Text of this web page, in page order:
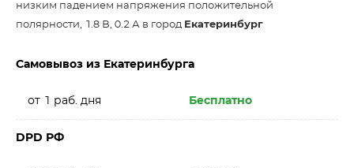
низким падением напряжения положительной
полярности, 1.8 В, 0.2 А в город Екатеринбург
Самовывоз из Екатеринбурга
от 1 раб. дня Бесплатно
DPD РФ